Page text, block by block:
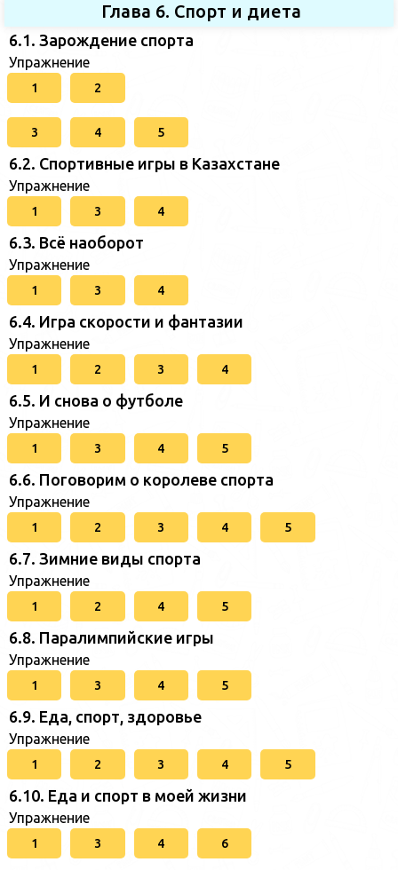
Глава 6. Спорт и диета
6.1. Зарождение спорта
Упражнение
1 2
3 4 5
6.2. Спортивные игры в Казахстане
Упражнение
1 3 4
6.3. Всё наоборот
Упражнение
1 3 4
6.4. Игра скорости и фантазии
Упражнение
1 2 3 4
6.5. И снова о футболе
Упражнение
1 3 4 5
6.6. Поговорим о королеве спорта
Упражнение
1 2 3 4 5
6.7. Зимние виды спорта
Упражнение
1 2 4 5
6.8. Паралимпийские игры
Упражнение
1 3 4 5
6.9. Еда, спорт, здоровье
Упражнение
1 2 3 4 5
6.10. Еда и спорт в моей жизни
Упражнение
1 3 4 6